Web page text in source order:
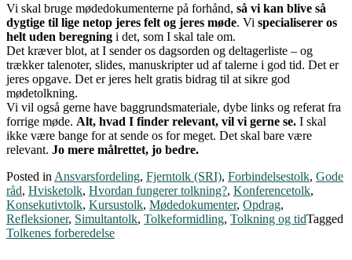
Vi skal bruge mødedokumenterne på forhånd, så vi kan blive så
dygtige til lige netop jeres felt og jeres møde. Vi specialiserer os
helt uden beregning i det, som I skal tale om.
Det kræver blot, at I sender os dagsorden og deltagerliste – og
trækker talenoter, slides, manuskripter ud af talerne i god tid. Det er
jeres opgave. Det er jeres helt gratis bidrag til at sikre god
mødetolkning.
Vi vil også gerne have baggrundsmateriale, dybe links og referat fra
forrige møde. Alt, hvad I finder relevant, vil vi gerne se. I skal
ikke være bange for at sende os for meget. Det skal bare være
relevant. Jo mere målrettet, jo bedre.
Posted in Ansvarsfordeling, Fjerntolk (SRI), Forbindelsestolk, Gode
råd, Hvisketolk, Hvordan fungerer tolkning?, Konferencetolk,
Konsekutivtolk, Kursustolk, Mødedokumenter, Opdrag,
Refleksioner, Simultantolk, Tolkeformidling, Tolkning og tidTagged
Tolkenes forberedelse